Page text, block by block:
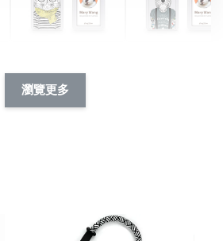
件套(附伸縮卡扣)
CSAA05
加入購物車
瀏覽更多